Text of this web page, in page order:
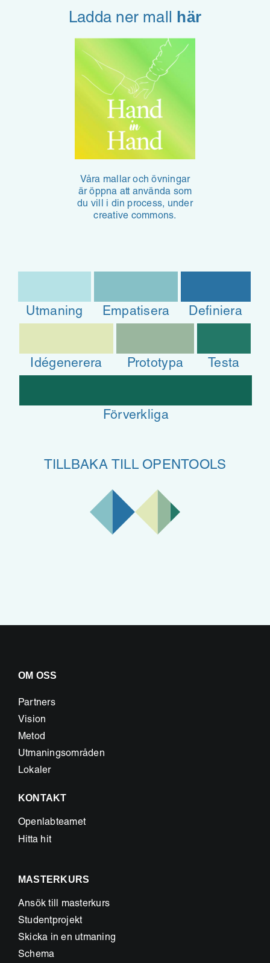
Ladda ner mall här
Våra mallar och övningar
är öppna att använda som
du vill i din process, under
creative commons.
Utmaning Empatisera Definiera
Idégenerera Prototypa Testa
Förverkliga
TILLBAKA TILL OPENTOOLS
OM OSS
Partners
Vision
Metod
Utmaningsområden
Lokaler
KONTAKT
Openlabteamet
Hitta hit
MASTERKURS
Ansök till masterkurs
Studentprojekt
Skicka in en utmaning
Schema